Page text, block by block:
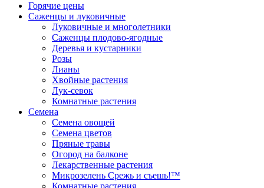
Горячие цены
Саженцы и луковичные
Луковичные и многолетники
Саженцы плодово-ягодные
Деревья и кустарники
Розы
Лианы
Хвойные растения
Лук-севок
Комнатные растения
Семена
Семена овощей
Семена цветов
Пряные травы
Огород на балконе
Лекарственные растения
Микрозелень Срежь и съешь!™